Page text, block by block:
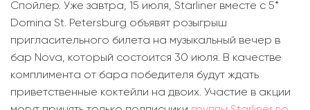
Спойлер. Уже завтра, 15 июля, Starliner вместе с 5*
Domina St. Petersburg объявят розыгрыш
пригласительного билета на музыкальный вечер в
бар Nova, который состоится 30 июля. В качестве
комплимента от бара победителя будут ждать
приветственные коктейли на двоих. Участие в акции